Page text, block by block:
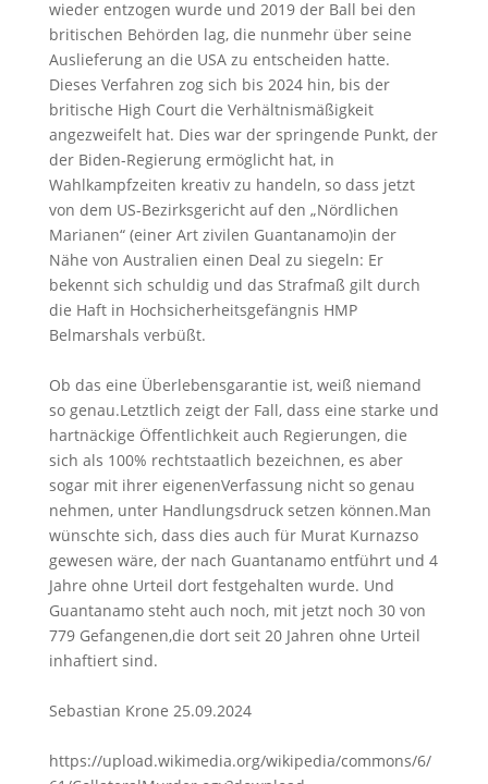
wieder entzogen wurde und 2019 der Ball bei den
britischen Behörden lag, die nunmehr über seine
Auslieferung an die USA zu entscheiden hatte.
Dieses Verfahren zog sich bis 2024 hin, bis der
britische High Court die Verhältnismäßigkeit
angezweifelt hat. Dies war der springende Punkt, der
der Biden-Regierung ermöglicht hat, in
Wahlkampfzeiten kreativ zu handeln, so dass jetzt
von dem US-Bezirksgericht auf den „Nördlichen
Marianen“ (einer Art zivilen Guantanamo)in der
Nähe von Australien einen Deal zu siegeln: Er
bekennt sich schuldig und das Strafmaß gilt durch
die Haft in Hochsicherheitsgefängnis HMP
Belmarshals verbüßt.
Ob das eine Überlebensgarantie ist, weiß niemand
so genau.Letztlich zeigt der Fall, dass eine starke und
hartnäckige Öffentlichkeit auch Regierungen, die
sich als 100% rechtstaatlich bezeichnen, es aber
sogar mit ihrer eigenenVerfassung nicht so genau
nehmen, unter Handlungsdruck setzen können.Man
wünschte sich, dass dies auch für Murat Kurnazso
gewesen wäre, der nach Guantanamo entführt und 4
Jahre ohne Urteil dort festgehalten wurde. Und
Guantanamo steht auch noch, mit jetzt noch 30 von
779 Gefangenen,die dort seit 20 Jahren ohne Urteil
inhaftiert sind.
Sebastian Krone 25.09.2024
https://upload.wikimedia.org/wikipedia/commons/6/